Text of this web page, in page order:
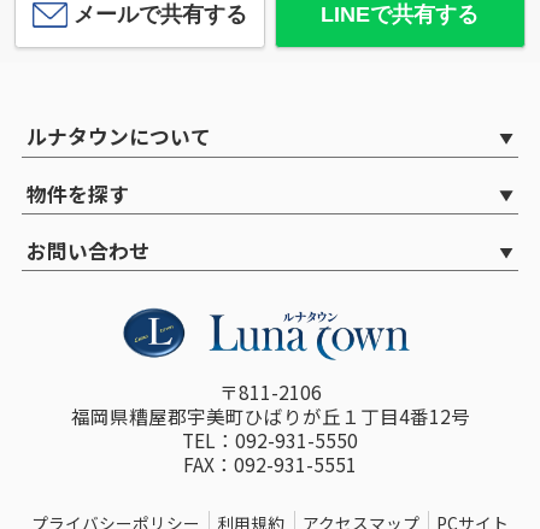
メールで共有する LINEで共有する
ルナタウンについて
物件を探す
お問い合わせ
〒811-2106
福岡県糟屋郡宇美町ひばりが丘１丁目4番12号
TEL：092-931-5550
FAX：092-931-5551
プライバシーポリシー 利用規約 アクセスマップ PCサイト